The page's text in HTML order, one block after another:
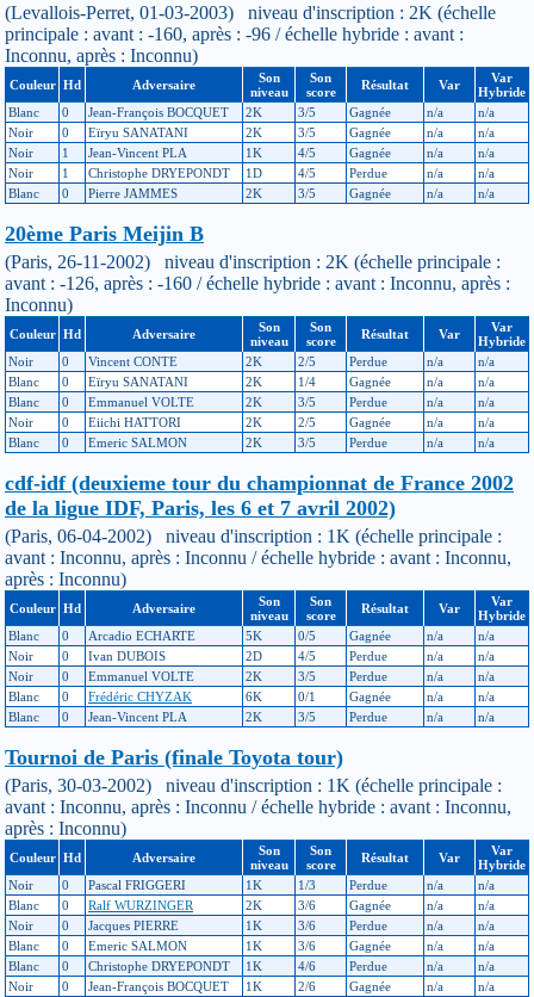
(Levallois-Perret, 01-03-2003) niveau d'inscription : 2K (échelle
principale : avant : -160, après : -96 / échelle hybride : avant :
Inconnu, après : Inconnu)
Couleur Hd Adversaire
Son
niveau
Son
score
Résultat Var
Var
Hybride
Blanc
0 Jean-François BOCQUET 2K 3/5 Gagnée n/a
n/a
Noir
0 Eïryu SANATANI 2K 3/5 Gagnée n/a
n/a
Noir
1 Jean-Vincent PLA 1K 4/5 Gagnée n/a
n/a
Noir
1 Christophe DRYEPONDT 1D 4/5 Perdue n/a
n/a
Blanc
0 Pierre JAMMES 2K 3/5 Gagnée n/a n/a
20ème Paris Meijin B
(Paris, 26-11-2002) niveau d'inscription : 2K (échelle principale :
avant : -126, après : -160 / échelle hybride : avant : Inconnu, après :
Inconnu)
Couleur Hd Adversaire
Son
niveau
Son
score
Résultat Var
Var
Hybride
Noir
0 Vincent CONTE 2K 2/5 Perdue n/a
n/a
Blanc
0 Eïryu SANATANI 2K 1/4 Gagnée n/a
n/a
Blanc
0 Emmanuel VOLTE 2K 3/5 Perdue n/a
n/a
Noir
0 Eiichi HATTORI 2K 2/5 Gagnée n/a
n/a
Blanc
0 Emeric SALMON 2K 3/5 Perdue n/a n/a
cdf-idf (deuxieme tour du championnat de France 2002
de la ligue IDF, Paris, les 6 et 7 avril 2002)
(Paris, 06-04-2002) niveau d'inscription : 1K (échelle principale :
avant : Inconnu, après : Inconnu / échelle hybride : avant : Inconnu,
après : Inconnu)
Couleur Hd Adversaire
Son
niveau
Son
score
Résultat Var
Var
Hybride
Blanc
0 Arcadio ECHARTE 5K 0/5 Gagnée n/a
n/a
Noir
0 Ivan DUBOIS 2D 4/5 Perdue n/a
n/a
Noir
0 Emmanuel VOLTE 2K 3/5 Perdue n/a
n/a
Blanc
0 Frédéric CHYZAK 6K 0/1 Gagnée n/a
n/a
Blanc
0 Jean-Vincent PLA 2K 3/5 Perdue n/a n/a
Tournoi de Paris (finale Toyota tour)
(Paris, 30-03-2002) niveau d'inscription : 1K (échelle principale :
avant : Inconnu, après : Inconnu / échelle hybride : avant : Inconnu,
après : Inconnu)
Couleur Hd Adversaire
Son
niveau
Son
score
Résultat Var
Var
Hybride
Noir
0 Pascal FRIGGERI 1K 1/3 Perdue n/a
n/a
Blanc
0 Ralf WURZINGER 2K 3/6 Gagnée n/a
n/a
Noir
0 Jacques PIERRE 1K 3/6 Perdue n/a
n/a
Blanc
0 Emeric SALMON 1K 3/6 Gagnée n/a
n/a
Blanc
0 Christophe DRYEPONDT 1K 4/6 Perdue n/a
n/a
Noir
0 Jean-François BOCQUET 1K 2/6 Gagnée n/a n/a